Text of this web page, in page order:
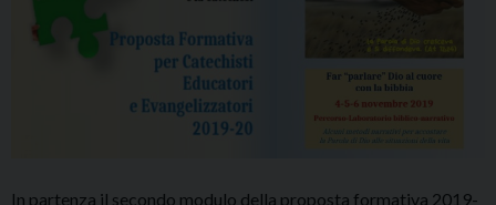
In partenza il secondo modulo della proposta formativa 2019-